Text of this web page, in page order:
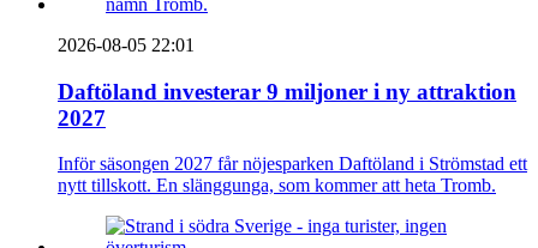
2026-08-05 22:01
Daftöland investerar 9 miljoner i ny attraktion
2027
Inför säsongen 2027 får nöjesparken Daftöland i Strömstad ett
nytt tillskott. En slänggunga, som kommer att heta Tromb.